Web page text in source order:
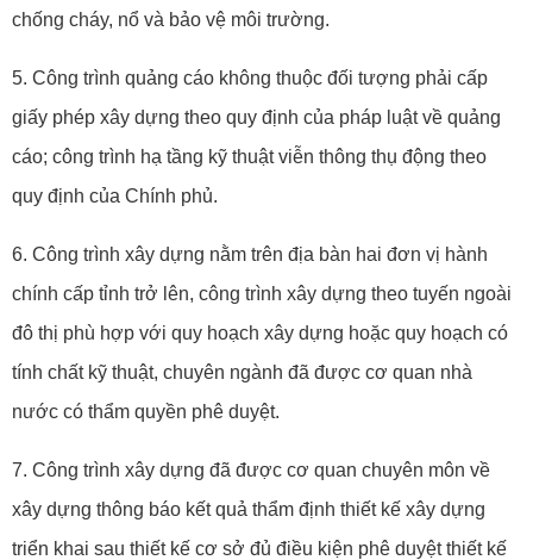
chống cháy, nổ và bảo vệ môi trường.
5. Công trình quảng cáo không thuộc đối tượng phải cấp
giấy phép xây dựng theo quy định của pháp luật về quảng
cáo; công trình hạ tầng kỹ thuật viễn thông thụ động theo
quy định của Chính phủ.
6. Công trình xây dựng nằm trên địa bàn hai đơn vị hành
chính cấp tỉnh trở lên, công trình xây dựng theo tuyến ngoài
đô thị phù hợp với quy hoạch xây dựng hoặc quy hoạch có
tính chất kỹ thuật, chuyên ngành đã được cơ quan nhà
nước có thẩm quyền phê duyệt.
7. Công trình xây dựng đã được cơ quan chuyên môn về
xây dựng thông báo kết quả thẩm định thiết kế xây dựng
triển khai sau thiết kế cơ sở đủ điều kiện phê duyệt thiết kế